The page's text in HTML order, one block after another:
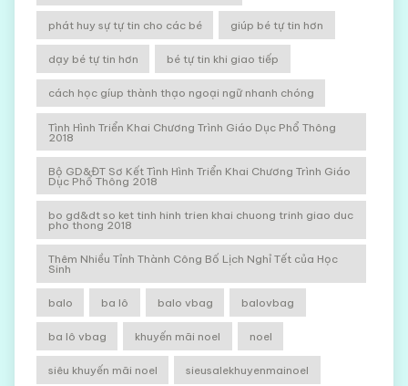
phát huy sự tự tin cho các bé giúp bé tự tin hơn
dạy bé tự tin hơn bé tự tin khi giao tiếp
cách học gíup thành thạo ngoại ngữ nhanh chóng
Tình Hình Triển Khai Chương Trình Giáo Dục Phổ Thông
2018
Bộ GD&ĐT Sơ Kết Tình Hình Triển Khai Chương Trình Giáo
Dục Phổ Thông 2018
bo gd&dt so ket tinh hinh trien khai chuong trinh giao duc
pho thong 2018
Thêm Nhiều Tỉnh Thành Công Bố Lịch Nghỉ Tết của Học
Sinh
balo ba lô balo vbag balovbag
ba lô vbag khuyến mãi noel noel
siêu khuyến mãi noel sieusalekhuyenmainoel